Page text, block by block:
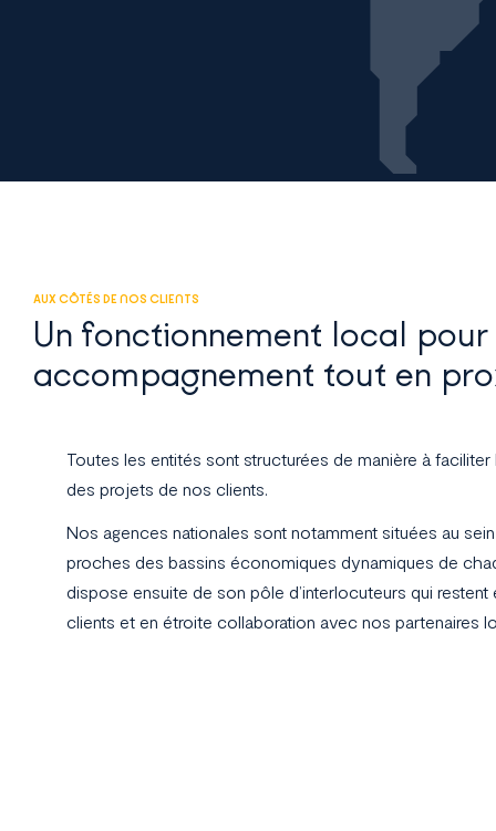
AUX CÔTÉS DE NOS CLIENTS
Un fonctionnement local pour
accompagnement tout en
Toutes les entités sont structurées de manière à
des projets de nos clients.
Nos agences nationales sont notamment situées au
proches des bassins économiques dynamiques de
dispose ensuite de son pôle d’interlocuteurs qui
clients et en étroite collaboration avec nos partenaires